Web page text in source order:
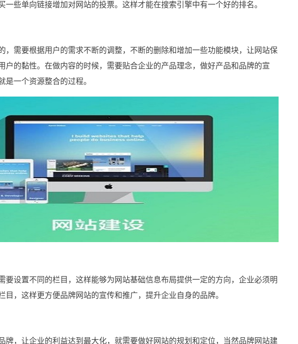
一些单向链接增加对网站的投票。这样才能在搜索引擎中有一个好的排名。
需要根据用户的需求不断的调整，不断的删除和增加一些功能模块，让网站保
户的黏性。在做内容的时候，需要贴合企业的产品理念，做好产品和品牌的宣
是一个资源整合的过程。
设置不同的栏目，这样能够为网站基础信息布局提供一定的方向，企业必须明
目，这样更方便品牌网站的宣传和推广，提升企业自身的品牌。
，让企业的利益达到最大化，就需要做好网站的规划和定位，当然品牌网站建